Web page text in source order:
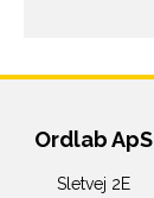
Ordlab ApS
Sletvej 2E